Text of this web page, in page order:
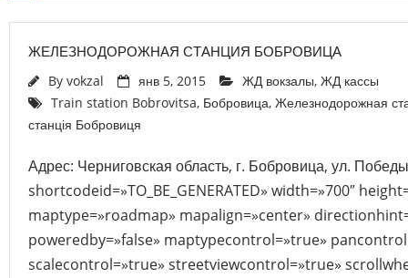
ЖЕЛЕЗНОДОРОЖНАЯ СТАНЦИЯ БОБРОВИЦА
By vokzal янв 5, 2015 ЖД вокзалы, ЖД кассы
Train station Bobrovitsa, Бобровица, Железнодорожная
станція Бобровиця
Адрес: Черниговская область, г. Бобровица, ул.
shortcodeid=»TO_BE_GENERATED» width=»700″
maptype=»roadmap» mapalign=»center»
poweredby=»false» maptypecontrol=»true»
scalecontrol=»true» streetviewcontrol=»true»